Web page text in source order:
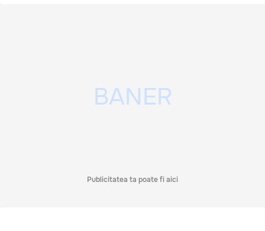
Publicitatea ta poate fi aici